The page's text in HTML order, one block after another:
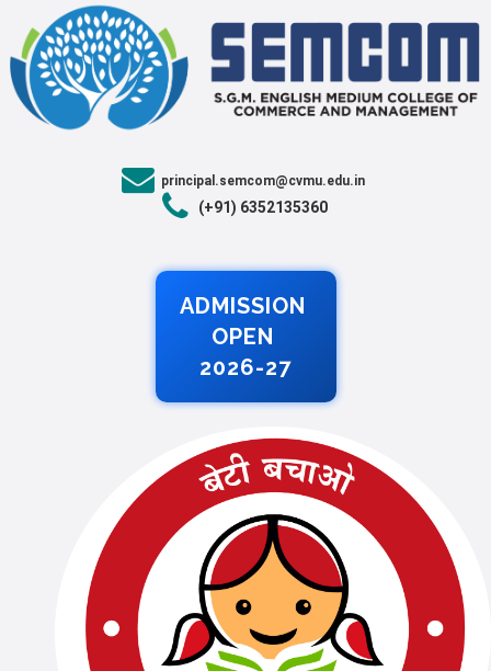
principal.semcom@cvmu.edu.in
(+91) 6352135360
ADMISSION
OPEN
2026-27